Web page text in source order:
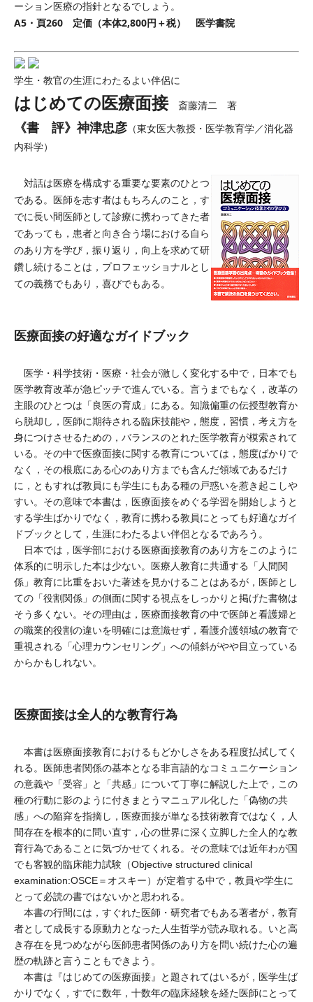
ーション医療の指針となるでしょう。
A5・頁260 定価（本体2,800円＋税） 医学書院
学生・教官の生涯にわたるよい伴侶に
はじめての医療面接斎藤清二 著
《書 評》神津忠彦 （東女医大教授・医学教育学／消化器
内科学）
対話は医療を構成する重要な要素のひとつ
である。医師を志す者はもちろんのこと，す
でに長い間医師として診療に携わってきた者
であっても，患者と向き合う場における自ら
のあり方を学び，振り返り，向上を求めて研
鑽し続けることは，プロフェッショナルとし
ての義務でもあり，喜びでもある。
医療面接の好適なガイドブック
医学・科学技術・医療・社会が激しく変化する中で，日本でも
医学教育改革が急ピッチで進んでいる。言うまでもなく，改革の
主眼のひとつは「良医の育成」にある。知識偏重の伝授型教育か
ら脱却し，医師に期待される臨床技能や，態度，習慣，考え方を
身につけさせるための，バランスのとれた医学教育が模索されて
いる。その中で医療面接に関する教育については，態度ばかりで
なく，その根底にある心のあり方までも含んだ領域であるだけ
に，ともすれば教員にも学生にもある種の戸惑いを惹き起こしや
すい。その意味で本書は，医療面接をめぐる学習を開始しようと
する学生ばかりでなく，教育に携わる教員にとっても好適なガイ
ドブックとして，生涯にわたるよい伴侶となるであろう。
日本では，医学部における医療面接教育のあり方をこのように
体系的に明示した本は少ない。医療人教育に共通する「人間関
係」教育に比重をおいた著述を見かけることはあるが，医師とし
ての「役割関係」の側面に関する視点をしっかりと掲げた書物は
そう多くない。その理由は，医療面接教育の中で医師と看護婦と
の職業的役割の違いを明確には意識せず，看護介護領域の教育で
重視される「心理カウンセリング」への傾斜がやや目立っている
からかもしれない。
医療面接は全人的な教育行為
本書は医療面接教育におけるもどかしさをある程度払拭してく
れる。医師患者関係の基本となる非言語的なコミュニケーション
の意義や「受容」と「共感」について丁寧に解説した上で，この
種の行動に影のように付きまとうマニュアル化した「偽物の共
感」への陥穽を指摘し，医療面接が単なる技術教育ではなく，人
間存在を根本的に問い直す，心の世界に深く立脚した全人的な教
育行為であることに気づかせてくれる。その意味では近年わが国
でも客観的臨床能力試験（Objective structured clinical
examination:OSCE＝オスキー）が定着する中で，教員や学生に
とって必読の書ではないかと思われる。
本書の行間には，すぐれた医師・研究者でもある著者が，教育
者として成長する原動力となった人生哲学が読み取れる。いと高
き存在を見つめながら医師患者関係のあり方を問い続けた心の遍
歴の軌跡と言うこともできよう。
本書は『はじめての医療面接』と題されてはいるが，医学生ば
かりでなく，すでに数年，十数年の臨床経験を経た医師にとって